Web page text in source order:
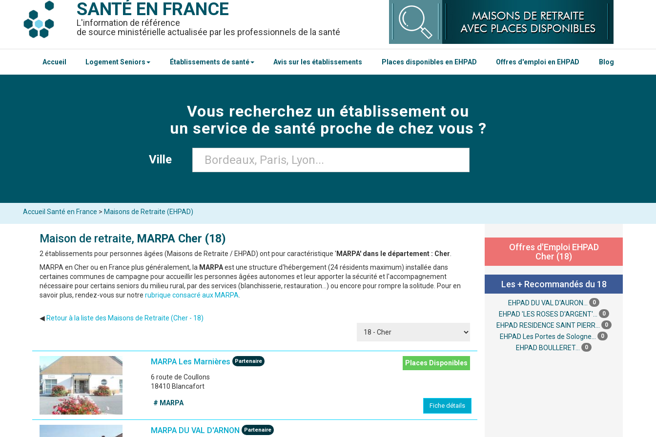
SANTÉ EN FRANCE
L'information de référence
de source ministérielle actualisée par les professionnels de la santé
Accueil Logement Seniors Établissements de santé Avis sur les établissements Places disponibles en EHPAD Offres d'emploi en EHPAD Blog
Vous recherchez un établissement ou
un service de santé proche de chez vous ?
Ville
Accueil Santé en France > Maisons de Retraite (EHPAD)
Maison de retraite, MARPA Cher (18)
2 établissements pour personnes âgées (Maisons de Retraite / EHPAD) ont pour caractéristique ' MARPA' dans le département : Cher
MARPA en Cher ou en France plus généralement, la MARPAest une structure d'hébergement (24 résidents maximum) installée dans
certaines communes de campagne pour accueillir les personnes âgées autonomes et leur apporter la sécurité et l'accompagnement
nécessaire pour certains seniors du milieu rural, par des services (blanchisserie, restauration...) ou encore pour rompre la solitude. Pour en
savoir plus, rendez-vous sur notre rubrique consacré aux MARPA
◀ Retour à la liste des Maisons de Retraite (Cher - 18)
MARPA Les Marnières Partenaire
6 route de Coullons
18410 Blancafort
# MARPA
Places Disponibles
Fiche détails
MARPA DU VAL D'ARNON Partenaire
Offres d'Emploi EHPAD
Cher (18)
Les + Recommandés du 18
EHPAD DU VAL D'AURON... 0
EHPAD 'LES ROSES D'ARGENT'... 0
EHPAD RESIDENCE SAINT PIERR... 0
EHPAD Les Portes de Sologne... 0
EHPAD BOULLERET... 0